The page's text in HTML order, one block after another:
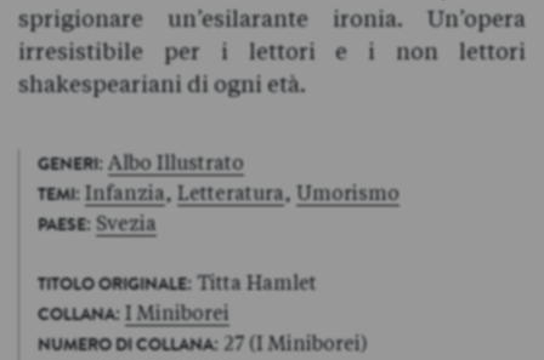
sprigionare un’esilarante ironia. Un’opera
irresistibile per i lettori e i non lettori
shakespeariani di ogni età.
GENERI: Albo Illustrato
TEMI: Infanzia, Letteratura, Umorismo
PAESE: Svezia
TITOLO ORIGINALE: Titta Hamlet
COLLANA: I Miniborei
NUMERO DI COLLANA: 27 (I Miniborei)